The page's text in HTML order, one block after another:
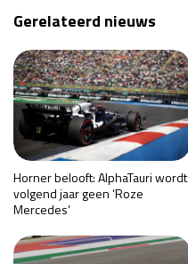
Gerelateerd nieuws
Horner belooft: AlphaTauri wordt
volgend jaar geen ‘Roze
Mercedes’